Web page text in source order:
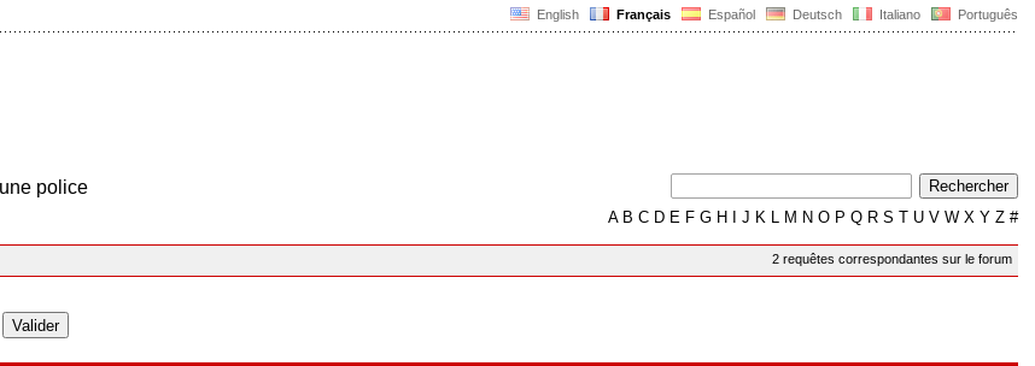
English Français Español Deutsch Italiano Português
police
AB C D E F G H J K L M N O P Q R S T U V W X Y Z #
2 requêtes correspondantes sur le forum